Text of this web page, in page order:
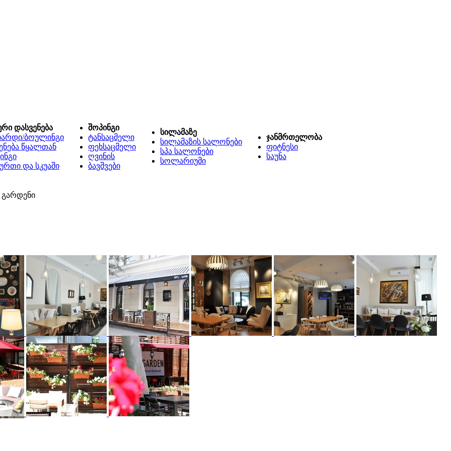
დასვენება
ბოულინგი
წყალთან
და სკუაში
შოპინგი
ტანსაცმელი
ფეხსაცმელი
ღვინის
ბავშვები
სილამაზე
სილამაზის სალონები
სპა სალონები
სოლარიუმი
ჯანმრთელობა
ფიტნესი
საუნა